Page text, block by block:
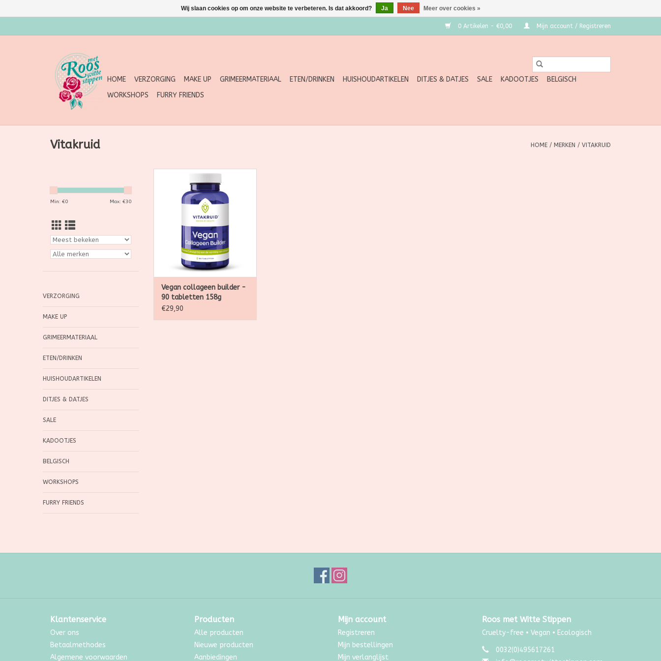
0 Artikelen - €0,00 Mijn account / Registreren
HOME VERZORGING MAKE UP GRIMEERMATERIAAL ETEN/DRINKEN HUISHOUDARTIKELEN DITJES & DATJES SALE KADOOTJES
BELGISCH
WORKSHOPS
FURRY FRIENDS
Vitakruid HOME / MERKEN / VITAKRUID
Min: €0 Max: €30
VERZORGING
MAKE UP
GRIMEERMATERIAAL
ETEN/DRINKEN
HUISHOUDARTIKELEN
DITJES & DATJES
SALE
KADOOTJES
BELGISCH
WORKSHOPS
FURRY FRIENDS
Vegan collageen builder - 90
tabletten 158g
TOEVOEGEN AAN WINKELWAGEN
Vegan collageen builder -
90 tabletten 158g
€29,90
Klantenservice
Over ons
Betaalmethodes
Algemene voorwaarden
Producten
Alle producten
Nieuwe producten
Aanbiedingen
Mijn account
Registreren
Mijn bestellingen
Mijn verlanglijst
Roos met Witte Stippen
Cruelty-free • Vegan • Ecologisch
0032(0)495617261
Wij slaan cookies op om onze website te verbeteren. Is dat akkoord? Ja Nee Meer over cookies »